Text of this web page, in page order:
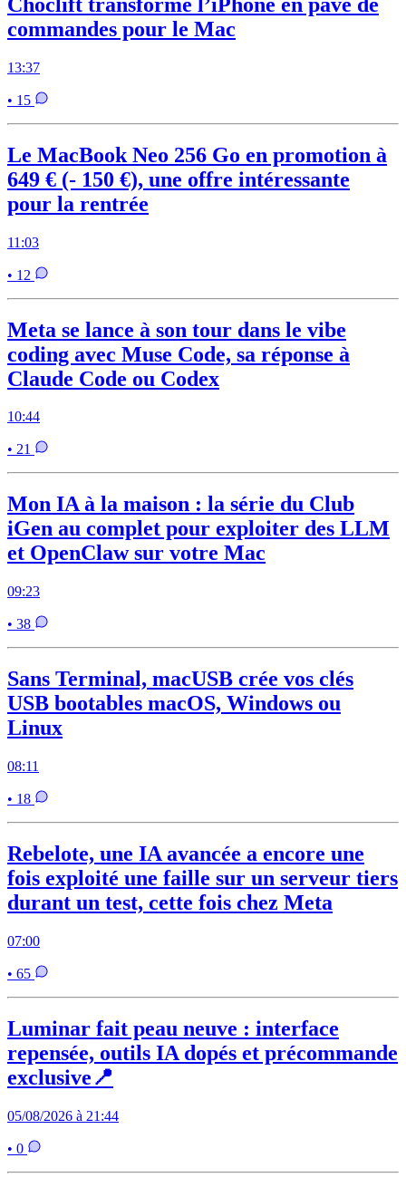
commandes pour le Mac
13:37
• 15
Le MacBook Neo 256 Go en promotion à
649 € (- 150 €), une offre intéressante
pour la rentrée
11:03
• 12
Meta se lance à son tour dans le vibe
coding avec Muse Code, sa réponse à
Claude Code ou Codex
10:44
• 21
Mon IA à la maison : la série du Club
iGen au complet pour exploiter des LLM
et OpenClaw sur votre Mac
09:23
• 38
Sans Terminal, macUSB crée vos clés
USB bootables macOS, Windows ou
Linux
08:11
• 18
Rebelote, une IA avancée a encore une
fois exploité une faille sur un serveur tiers
durant un test, cette fois chez Meta
07:00
• 65
Luminar fait peau neuve : interface
repensée, outils IA dopés et précommande
exclusive📍
05/08/2026 à 21:44
• 0